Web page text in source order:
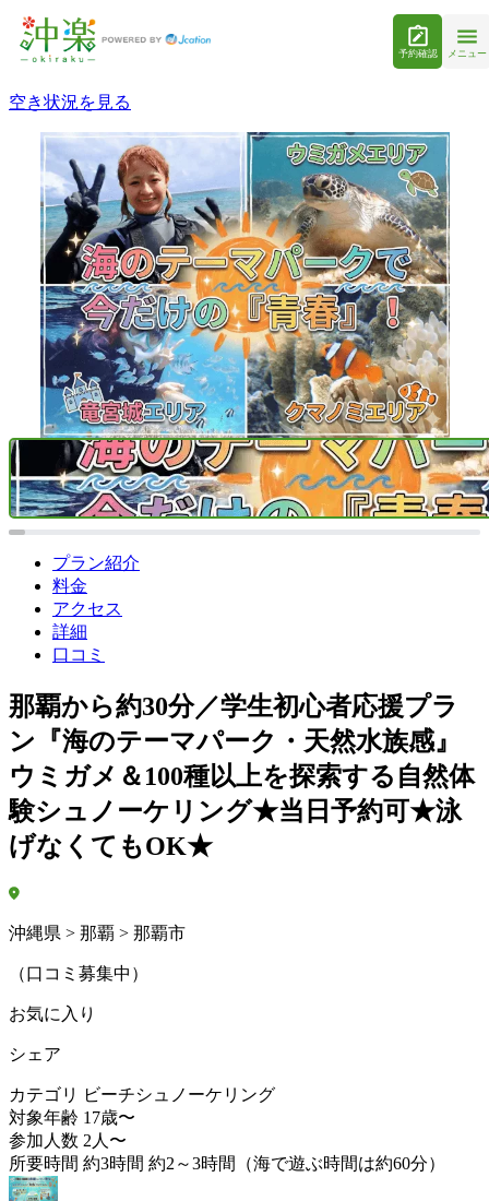
予約確認 メニュー
空き状況を見る
プラン紹介
料金
アクセス
詳細
口コミ
那覇から約30分／学生初心者応援プラ
ン『海のテーマパーク・天然水族感』
ウミガメ＆100種以上を探索する自然体
験シュノーケリング★当日予約可★泳
げなくてもOK★
沖縄県 > 那覇 > 那覇市
（口コミ募集中）
お気に入り
シェア
カテゴリ
ビーチシュノーケリング
対象年齢 17歳〜
参加人数 2人〜
所要時間 約3時間 約2～3時間（海で遊ぶ時間は約60分）